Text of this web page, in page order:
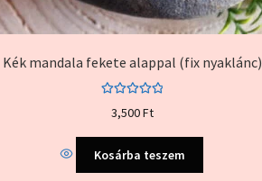
Kék mandala fekete alappal (fix nyaklánc)
5.00
3,500Ft
Kosárba teszem